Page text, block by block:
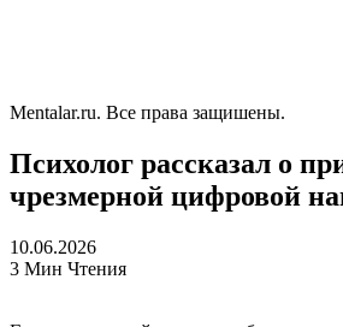
Mentalar.ru. Все права защишены.
Психолог рассказал о
чрезмерной цифровой
10.06.2026
3 Мин Чтения